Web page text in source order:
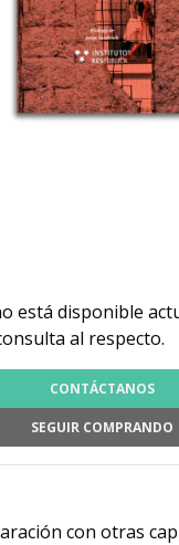
está disponible
al respecto.
CONTÁCTANOS
SEGUIR COMPRANDO
con otras